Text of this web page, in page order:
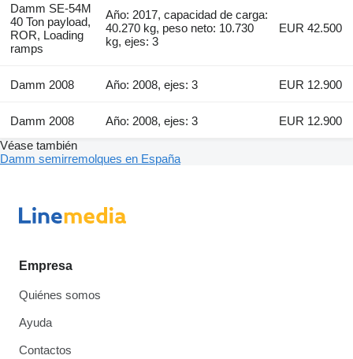
Damm SE-54M
40 Ton payload,
ROR, Loading
ramps
Año: 2017, capacidad de carga:
40.270 kg, peso neto: 10.730
kg, ejes: 3
EUR 42.500
Damm 2008 Año: 2008, ejes: 3 EUR 12.900
Damm 2008 Año: 2008, ejes: 3
EUR 12.900
Véase también
Damm semirremolques en España
Empresa
Quiénes somos
Ayuda
Contactos